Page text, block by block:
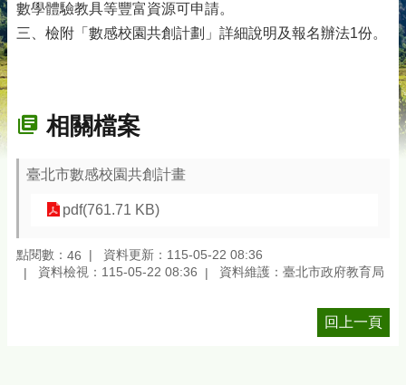
數學體驗教具等豐富資源可申請。
三、檢附「數感校園共創計劃」詳細說明及報名辦法1份。
相關檔案
臺北市數感校園共創計畫
pdf(761.71 KB)
點閱數： 46
資料更新：115-05-22 08:36
資料檢視：115-05-22 08:36
資料維護：臺北市政府教育局
回上一頁